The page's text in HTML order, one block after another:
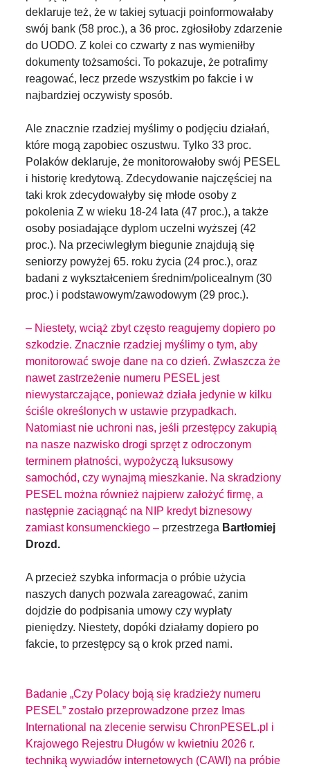
deklaruje też, że w takiej sytuacji poinformowałaby
swój bank (58 proc.), a 36 proc. zgłosiłoby zdarzenie
do UODO. Z kolei co czwarty z nas wymieniłby
dokumenty tożsamości. To pokazuje, że potrafimy
reagować, lecz przede wszystkim po fakcie i w
najbardziej oczywisty sposób.
Ale znacznie rzadziej myślimy o podjęciu działań,
które mogą zapobiec oszustwu. Tylko 33 proc.
Polaków deklaruje, że monitorowałoby swój PESEL
i historię kredytową. Zdecydowanie najczęściej na
taki krok zdecydowałyby się młode osoby z
pokolenia Z w wieku 18-24 lata (47 proc.), a także
osoby posiadające dyplom uczelni wyższej (42
proc.). Na przeciwległym biegunie znajdują się
seniorzy powyżej 65. roku życia (24 proc.), oraz
badani z wykształceniem średnim/policealnym (30
proc.) i podstawowym/zawodowym (29 proc.).
– Niestety, wciąż zbyt często reagujemy dopiero po
szkodzie. Znacznie rzadziej myślimy o tym, aby
monitorować swoje dane na co dzień. Zwłaszcza że
nawet zastrzeżenie numeru PESEL jest
niewystarczające, ponieważ działa jedynie w kilku
ściśle określonych w ustawie przypadkach.
Natomiast nie uchroni nas, jeśli przestępcy zakupią
na nasze nazwisko drogi sprzęt z odroczonym
terminem płatności, wypożyczą luksusowy
samochód, czy wynajmą mieszkanie. Na skradziony
PESEL można również najpierw założyć firmę, a
następnie zaciągnąć na NIP kredyt biznesowy
zamiast konsumenckiego – przestrzega Bartłomiej
Drozd.
A przecież szybka informacja o próbie użycia
naszych danych pozwala zareagować, zanim
dojdzie do podpisania umowy czy wypłaty
pieniędzy. Niestety, dopóki działamy dopiero po
fakcie, to przestępcy są o krok przed nami.
Badanie „Czy Polacy boją się kradzieży numeru
PESEL” zostało przeprowadzone przez Imas
International na zlecenie serwisu ChronPESEL.pl i
Krajowego Rejestru Długów w kwietniu 2026 r.
techniką wywiadów internetowych (CAWI) na próbie